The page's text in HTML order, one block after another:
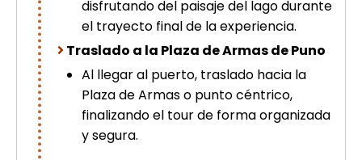
disfrutando del paisaje del lago durante
el trayecto final de la experiencia.
Traslado a la Plaza de Armas de Puno
Al llegar al puerto, traslado hacia la
Plaza de Armas o punto céntrico,
finalizando el tour de forma organizada
y segura.